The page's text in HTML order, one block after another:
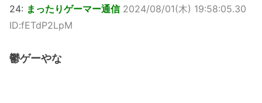
24: まったりゲーマー通信 2024/08/01(木) 19:58:05.30
ID:fETdP2LpM
鬱ゲーやな